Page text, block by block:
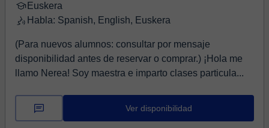
Euskera
Habla: Spanish, English, Euskera
(Para nuevos alumnos: consultar por mensaje
disponibilidad antes de reservar o comprar.) ¡Hola me
llamo Nerea! Soy maestra e imparto clases particula...
Ver disponibilidad